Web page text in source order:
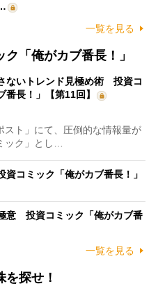
一覧を見る
「俺がカブ番長！」
ないトレンド見極め術 投資コ
番長！」【第11回】
ト」にて、圧倒的な情報量が
ック」とし…
コミック「俺がカブ番長！」
意 投資コミック「俺がカブ番
一覧を見る
探せ！